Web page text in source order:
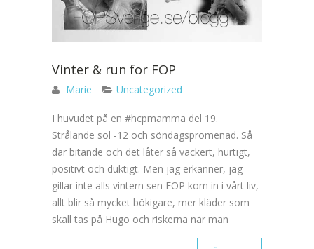
Vinter & run for FOP
Marie Uncategorized
I huvudet på en #hcpmamma del 19.
Strålande sol -12 och söndagspromenad. Så
där bitande och det låter så vackert, hurtigt,
positivt och duktigt. Men jag erkänner, jag
gillar inte alls vintern sen FOP kom in i vårt liv,
allt blir så mycket bökigare, mer kläder som
skall tas på Hugo och riskerna när man